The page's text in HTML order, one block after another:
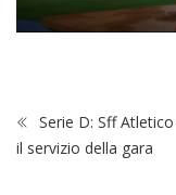
il servizio della gara